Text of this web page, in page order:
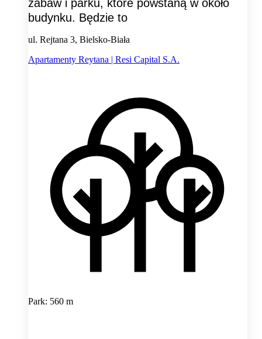
zabaw i parku, które powstaną w około
budynku. Będzie to
ul. Rejtana 3, Bielsko-Biała
Apartamenty Reytana | Resi Capital S.A.
Park: 560 m